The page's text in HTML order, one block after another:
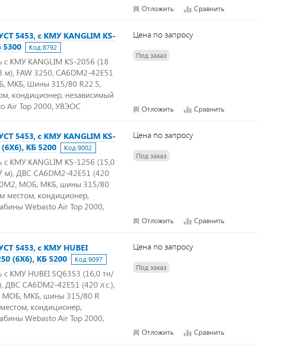
Отложить Сравнить
5453, с КМУ KANGLIM KS-
5300
Код:8792
с КМУ KANGLIM KS-2056 (18
FAW 3250, CA6DM2-42E51
МКБ, Шины 315/80 R22.5,
кондиционер, независимый
Air Top 2000, УВЭОС
Цена по запросу
Под заказ
Отложить Сравнить
5453, с КМУ KANGLIM KS-
(6Х6), КБ 5200
Код:9002
с КМУ KANGLIM KS-1256 (15,0
м), ДВС CA6DM2-42E51 (420
МОБ, МКБ, шины 315/80
местом, кондиционер,
Webasto Air Top 2000,
Цена по запросу
Под заказ
Отложить Сравнить
5453, с КМУ HUBEI
(6Х6), КБ 5200
Код:9097
с КМУ HUBEI SQ63S3 (16,0 тн/
ДВС CA6DM2-42E51 (420 л.с.),
МОБ, МКБ, шины 315/80 R
кондиционер,
Webasto Air Top 2000,
Цена по запросу
Под заказ
Отложить Сравнить